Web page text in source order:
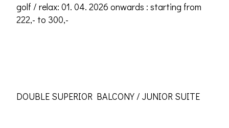
golf / relax: 01. 04. 2026 onwards : starting from
222,- to 300,-
DOUBLE SUPERIOR BALCONY / JUNIOR SUITE